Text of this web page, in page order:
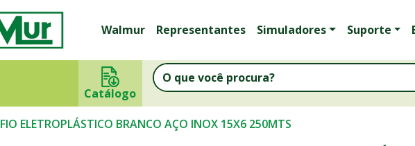
Walmur Representantes Simuladores Suporte
Catálogo
FIO ELETROPLÁSTICO BRANCO AÇO INOX 15X6 250MTS